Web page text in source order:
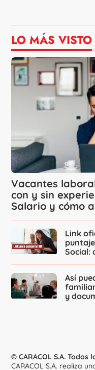
LO MÁS VISTO
Vacantes
con y sin
Salario y cómo
Link
Social:
Así
y
© CARACOL S.A.
CARACOL S.A. realiza